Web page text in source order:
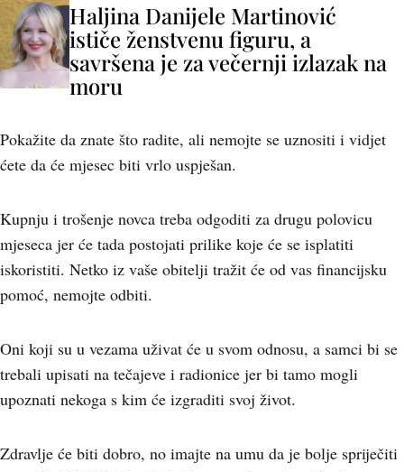
Haljina Danijele Martinović
ističe ženstvenu figuru, a
savršena je za večernji izlazak na
moru
Pokažite da znate što radite, ali nemojte se uznositi i vidjet
ćete da će mjesec biti vrlo uspješan.
Kupnju i trošenje novca treba odgoditi za drugu polovicu
mjeseca jer će tada postojati prilike koje će se isplatiti
iskoristiti. Netko iz vaše obitelji tražit će od vas financijsku
pomoć, nemojte odbiti.
Oni koji su u vezama uživat će u svom odnosu, a samci bi se
trebali upisati na tečajeve i radionice jer bi tamo mogli
upoznati nekoga s kim će izgraditi svoj život.
Zdravlje će biti dobro, no imajte na umu da je bolje spriječiti